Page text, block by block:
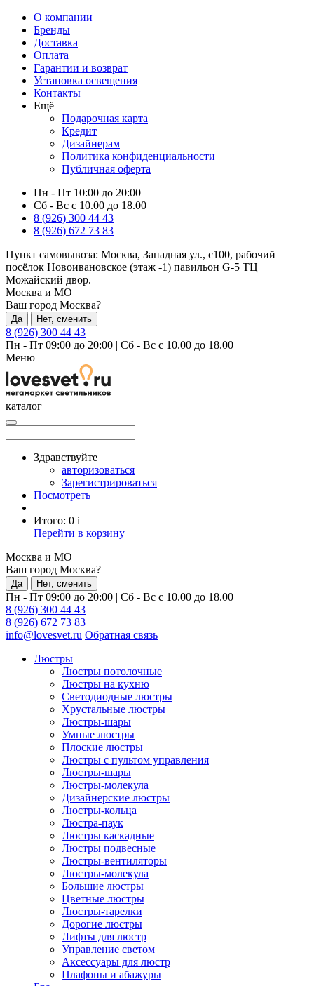
О компании
Бренды
Доставка
Оплата
Гарантии и возврат
Установка освещения
Контакты
Ещё
Подарочная карта
Кредит
Дизайнерам
Политика конфиденциальности
Публичная оферта
Пн - Пт 10:00 до 20:00
Сб - Вс с 10.00 до 18.00
8 (926) 300 44 43
8 (926) 672 73 83
Пункт самовывоза: Москва, Западная ул., с100, рабочий
посёлок Новоивановское (этаж -1) павильон G-5 ТЦ
Можайский двор.
Москва и МО
Ваш город Москва?
Да Нет, сменить
8 (926) 300 44 43
Пн - Пт 09:00 до 20:00 | Сб - Вс с 10.00 до 18.00
Меню
каталог
Здравствуйте
авторизоваться
Зарегистрироваться
Посмотреть
Итого: 0 i
Перейти в корзину
Москва и МО
Ваш город Москва?
Да Нет, сменить
Пн - Пт 09:00 до 20:00 | Сб - Вс с 10.00 до 18.00
8 (926) 300 44 43
8 (926) 672 73 83
info@lovesvet.ru Обратная связь
Люстры
Люстры потолочные
Люстры на кухню
Светодиодные люстры
Хрустальные люстры
Люстры-шары
Умные люстры
Плоские люстры
Люстры с пультом управления
Люстры-шары
Люстры-молекула
Дизайнерские люстры
Люстры-кольца
Люстра-паук
Люстры каскадные
Люстры подвесные
Люстры-вентиляторы
Люстры-молекула
Большие люстры
Цветные люстры
Люстры-тарелки
Дорогие люстры
Лифты для люстр
Управление светом
Аксессуары для люстр
Плафоны и абажуры